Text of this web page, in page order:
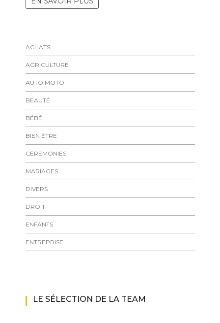
ACHATS
AGRICULTURE
AUTO MOTO
BEAUTÉ
BÉBÉ
BIEN ÊTRE
CÉREMONIES
MARIAGES
DIVERS
DROIT
ENFANTS
ENTREPRISE
LE SÉLECTION DE LA TEAM